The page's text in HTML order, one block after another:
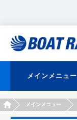
メインメニュー
HOMEメインメニュー